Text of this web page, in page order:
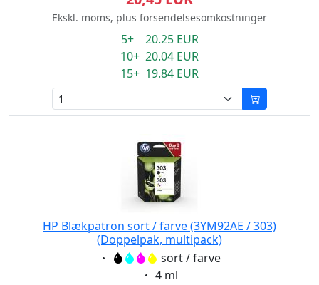
Ekskl. moms, plus forsendelsesomkostninger
5+ 20.25 EUR
10+ 20.04 EUR
15+ 19.84 EUR
HP Blækpatron sort / farve (3YM92AE / 303)
(Doppelpak, multipack)
Eigenschaft:sort / farve
Eigenschaft:
4 ml